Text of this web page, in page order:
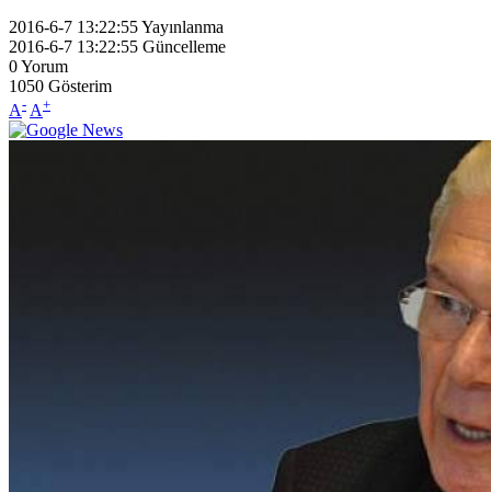
2016-6-7 13:22:55Yayınlanma
2016-6-7 13:22:55 Güncelleme
0Yorum
1050 Gösterim
A- A+